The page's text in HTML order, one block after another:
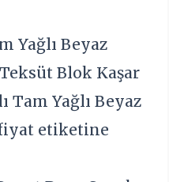
Yağlı Beyaz
Blok Kaşar
Tam Yağlı Beyaz
etiketine